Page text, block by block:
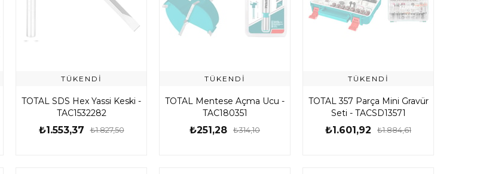
TÜKENDI
TOTAL SDS Hex Yassi Keski -
TAC1532282
₺1.553,37 ₺1.827,50
TÜKENDI
TOTAL Mentese Açma Ucu -
TAC180351
₺251,28 ₺314,10
TÜKENDI
TOTAL 357 Parça Mini Gravür
Seti - TACSD13571
₺1.601,92 ₺1.884,61